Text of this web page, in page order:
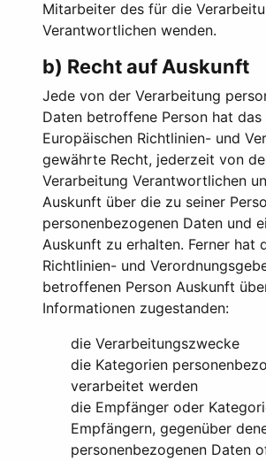
Mitarbeiter des für die
Verantwortlichen wenden.
b) Recht auf Auskunft
Jede von der Verarbeitung
Daten betroffene Person hat das
Europäischen Richtlinien- und
gewährte Recht, jederzeit von
Verarbeitung Verantwortlichen
Auskunft über die zu seiner
personenbezogenen Daten und
Auskunft zu erhalten. Ferner hat
Richtlinien- und
betroffenen Person Auskunft
Informationen zugestanden:
die Verarbeitungszwecke
die Kategorien
verarbeitet werden
die Empfänger oder
Empfängern, gegenüber
personenbezogenen Daten